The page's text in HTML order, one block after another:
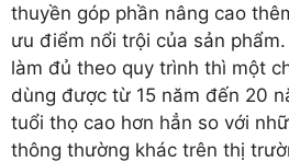
thuyền góp phần nâng cao
ưu điểm nổi trội của sản
làm đủ theo quy trình thì một
dùng được từ 15 năm đến 20
tuổi thọ cao hơn hẳn so với
thông thường khác trên thị